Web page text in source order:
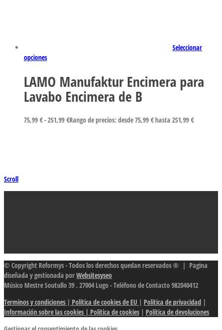
Seleccionar
opciones
LAMO Manufaktur Encimera para
Lavabo Encimera de B
75,99 €-251,99 €Rango de precios: desde 75,99 € hasta 251,99 €
Scroll
© Copyright Reformys - Todos los derechos quedan reservados ® | Pagina
diseñada y gestionada porWebsitesyseo
Músico Mestre Soutullo 39 . 27004 Lugo - Teléfono de Contacto 982040412
Terminos y condiciones | Política de cookies de EU | Política de privacidad |
Información sobre las cookies | Política de cookies | Política de devoluciones